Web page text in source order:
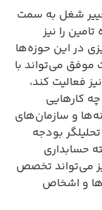
شغل به سمت
را نیز
در این حوزه‌ها
موفق می‌تواند با
فعالیت کند،
کارهایی
و سازمان‌های
بودجه
حسابداری
می‌تواند تخصص
و اشخاص